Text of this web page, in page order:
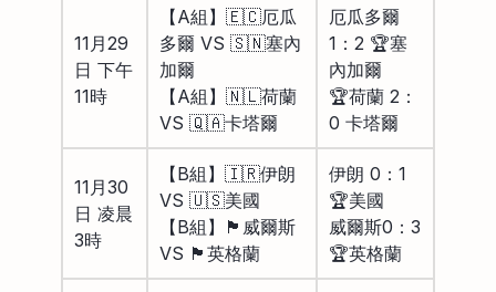
11月29
日 下午
11時
【A組】🇪🇨厄瓜
多爾 VS 🇸🇳塞內
加爾
【A組】🇳🇱荷蘭
VS 🇶🇦卡塔爾
厄瓜多爾
1：2 🏆塞
內加爾
🏆荷蘭 2：
0 卡塔爾
11月30
日 凌晨
3時
【B組】🇮🇷伊朗
VS 🇺🇸美國
【B組】🏴󠁧󠁢󠁷󠁬󠁳󠁿威爾斯
VS 🏴󠁧󠁢󠁥󠁮󠁧󠁿英格蘭
伊朗 0：1
🏆美國
威爾斯0：3
🏆英格蘭